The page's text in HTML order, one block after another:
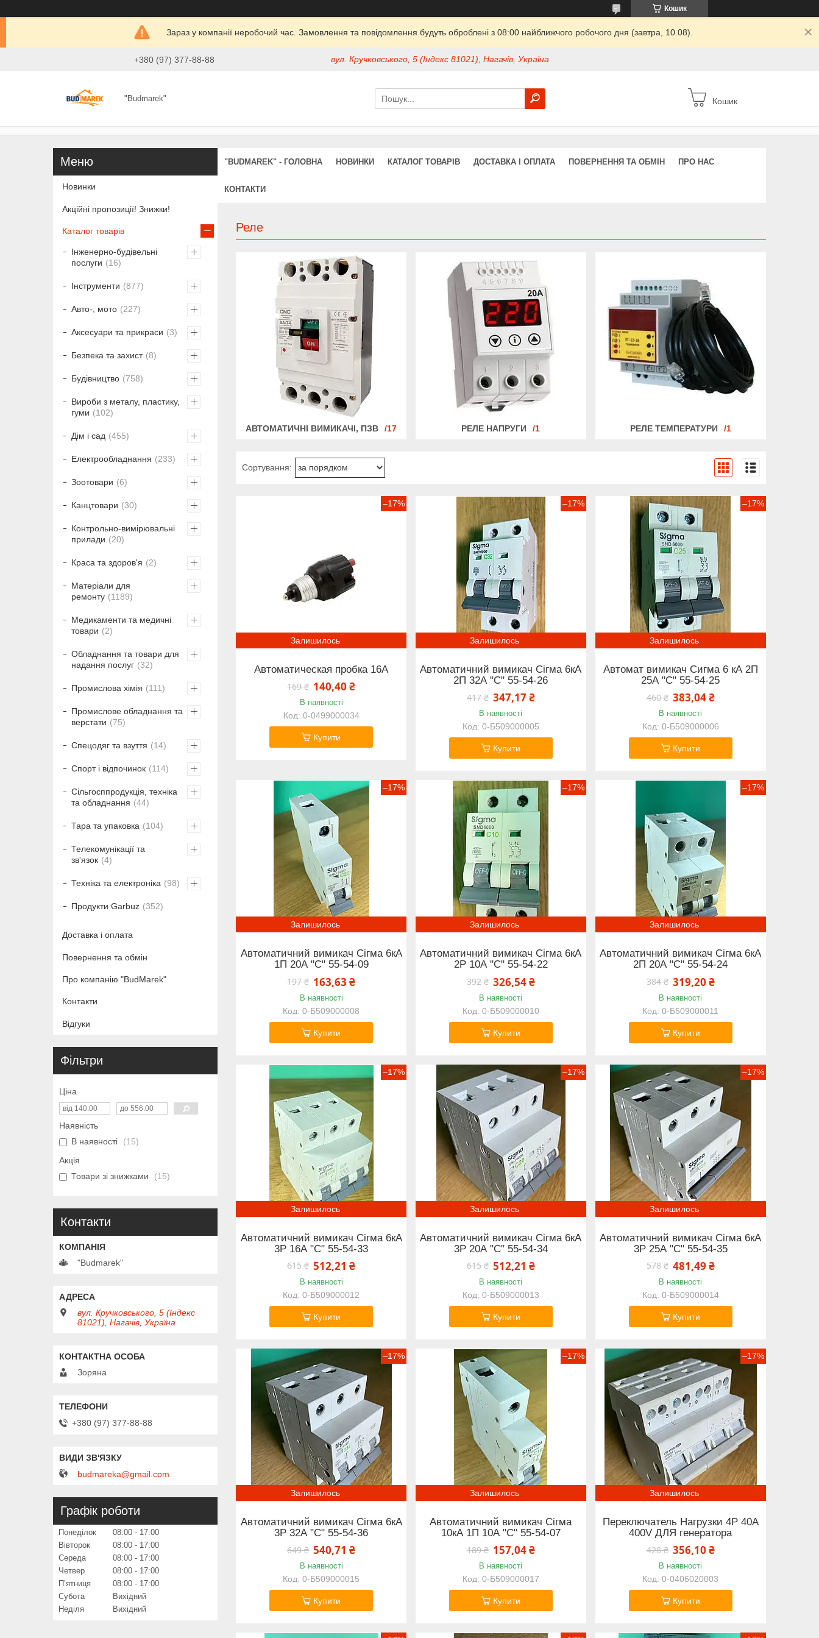
Кошик
Зараз у компанії неробочий час. Замовлення та повідомлення будуть оброблені з 08:00 найближчого робочого дня (завтра, 10.08).
+380 (97) 377-88-88 вул. Кручковського, 5 (Індекс 81021), Нагачів, Україна
"Budmarek" Кошик
"BUDMAREK" - ГОЛОВНА НОВИНКИ КАТАЛОГ ТОВАРІВ ДОСТАВКА І ОПЛАТА ПОВЕРНЕННЯ ТА ОБМІН ПРО НАС
КОНТАКТИ
Реле
АВТОМАТИЧНІ ВИМИКАЧІ, ПЗВ 17 РЕЛЕ НАПРУГИ 1 РЕЛЕ ТЕМПЕРАТУРИ 1
–17%
Залишилось
Автоматическая пробка 16А
169 ₴ 140,40 ₴
В наявності
0-0499000034
Купити
–17%
Залишилось
Автоматичний вимикач Сігма 6кА
2П 32А "С" 55-54-26
417 ₴ 347,17 ₴
В наявності
0-Б509000005
Купити
–17%
Залишилось
Автомат вимикач Сигма 6 кА 2П
25А "С" 55-54-25
460 ₴ 383,04 ₴
В наявності
0-Б509000006
Купити
–17%
Залишилось
Автоматичний вимикач Сігма 6кА
1П 20А "С" 55-54-09
197 ₴ 163,63 ₴
В наявності
0-Б509000008
Купити
–17%
Залишилось
Автоматичний вимикач Сігма 6кА
2Р 10А "С" 55-54-22
392 ₴ 326,54 ₴
В наявності
0-Б509000010
Купити
–17%
Залишилось
Автоматичний вимикач Сігма 6кА
2П 20А "С" 55-54-24
384 ₴ 319,20 ₴
В наявності
0-Б509000011
Купити
–17%
Залишилось
Автоматичний вимикач Сігма 6кА
3Р 16А "С" 55-54-33
615 ₴ 512,21 ₴
В наявності
0-Б509000012
Купити
–17%
Залишилось
Автоматичний вимикач Сігма 6кА
3Р 20А "С" 55-54-34
615 ₴ 512,21 ₴
В наявності
0-Б509000013
Купити
–17%
Залишилось
Автоматичний вимикач Сігма 6кА
3Р 25А "С" 55-54-35
578 ₴ 481,49 ₴
В наявності
0-Б509000014
Купити
–17%
Залишилось
Автоматичний вимикач Сігма 6кА
3Р 32А "С" 55-54-36
649 ₴ 540,71 ₴
В наявності
0-Б509000015
Купити
–17%
Залишилось
Автоматичний вимикач Сігма
10кА 1П 10А "С" 55-54-07
189 ₴ 157,04 ₴
В наявності
0-Б509000017
Купити
–17%
Залишилось
Переключатель Нагрузки 4Р 40А
400V ДЛЯ генератора
428 ₴ 356,10 ₴
В наявності
0-0406020003
Купити
Новинки
Акційні пропозиції! Знижки!
Каталог товарів
Інженерно-будівельні
послуги
16
Інструменти 877
Авто-, мото 227
Аксесуари та прикраси 3
Безпека та захист 8
Будівництво 758
Вироби з металу, пластику,
гуми
102
Дім і сад 455
Електрообладнання 233
Зоотовари 6
Канцтовари 30
Контрольно-вимірювальні
прилади
20
Краса та здоров'я 2
Матеріали для
ремонту
1189
Медикаменти та медичні
товари
2
Обладнання та товари для
надання послуг
32
Промислова хімія 111
Промислове обладнання та
верстати
75
Спецодяг та взуття 14
Спорт і відпочинок 114
Сільгосппродукція, техніка
та обладнання
44
Тара та упаковка 104
Телекомунікації та
зв'язок
4
Техніка та електроніка 98
Продукти Garbuz 352
Доставка і оплата
Повернення та обмін
Про компанію "BudMarek"
Контакти
Відгуки
Фільтри
Ціна
Наявність
В наявності
15
Акція
Товари зі знижками
15
Контакти
"Budmarek"
вул. Кручковського, 5 (Індекс
81021), Нагачів, Україна
Зоряна
+380 (97) 377-88-88
budmareka@gmail.com
Графік роботи
Понеділок 08:00
17:00
Вівторок
08:00
17:00
Середа
08:00
17:00
Четвер
08:00
17:00
Пʼятниця
08:00
17:00
Субота
Вихідний
Неділя
Вихідний